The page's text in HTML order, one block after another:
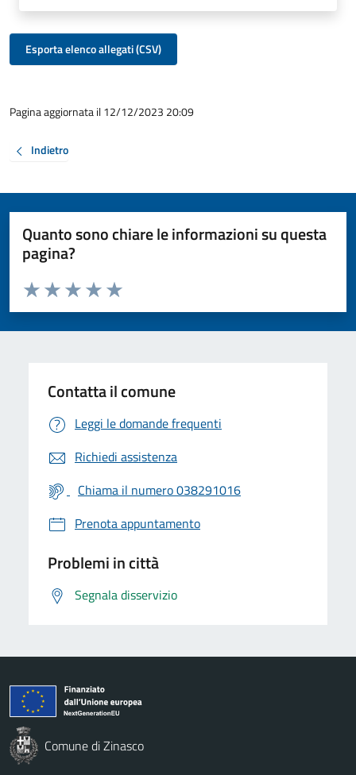
Esporta elenco allegati (CSV)
Pagina aggiornata il 12/12/2023 20:09
Indietro
Quanto sono chiare le informazioni su questa
pagina?
Valuta da 1 a 5 stelle la pagina
Valuta 5 stelle su 5
Valuta 4 stelle su 5
Valuta 3 stelle su 5
Valuta 2 stelle su 5
Valuta 1 stelle su 5
Contatta il comune
Leggi le domande frequenti
Richiedi assistenza
Chiama il numero 038291016
Prenota appuntamento
Problemi in città
Segnala disservizio
Comune di Zinasco